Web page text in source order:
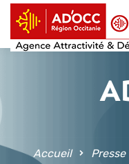
principal
Accueil Presse